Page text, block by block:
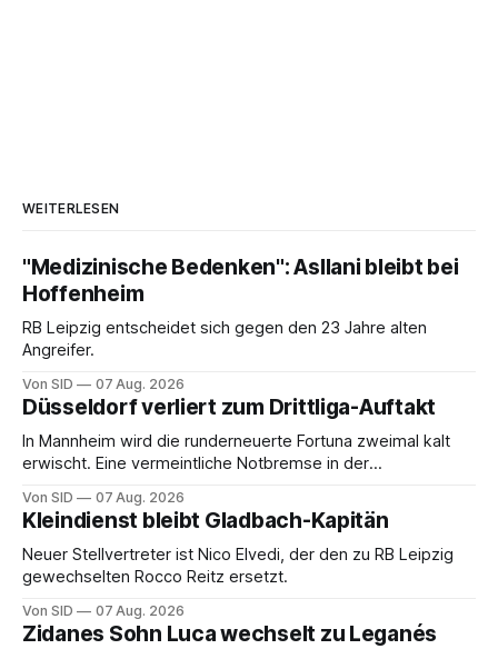
WEITERLESEN
"Medizinische Bedenken": Asllani bleibt bei
Hoffenheim
RB Leipzig entscheidet sich gegen den 23 Jahre alten
Angreifer.
Von SID 07 Aug. 2026
Düsseldorf verliert zum Drittliga-Auftakt
In Mannheim wird die runderneuerte Fortuna zweimal kalt
erwischt. Eine vermeintliche Notbremse in der
Von SID 07 Aug. 2026
Kleindienst bleibt Gladbach-Kapitän
Neuer Stellvertreter ist Nico Elvedi, der den zu RB Leipzig
gewechselten Rocco Reitz ersetzt.
Von SID 07 Aug. 2026
Zidanes Sohn Luca wechselt zu Leganés